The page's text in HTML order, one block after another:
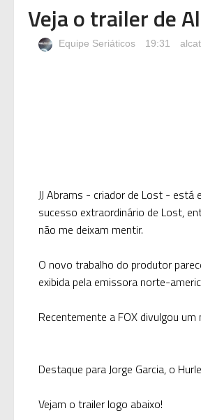
Veja o trailer de
Equipe Seriáticos 19:31
JJ Abrams - criador de Lost -
sucesso extraordinário de Lost,
não me deixam mentir.
O novo trabalho do produtor
exibida pela emissora norte-
Recentemente a FOX divulgou
Destaque para Jorge Garcia, o
Vejam o trailer logo abaixo!